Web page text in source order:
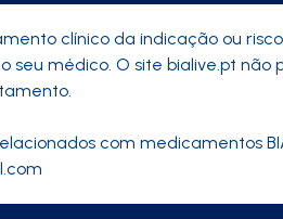
clínico da indicação ou
médico. O site bialive.pt não
com medicamentos